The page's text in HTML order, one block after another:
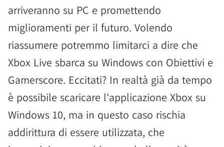
arriveranno su PC e promettendo
miglioramenti per il futuro. Volendo
riassumere potremmo limitarci a dire che
Xbox Live sbarca su Windows con Obiettivi e
Gamerscore. Eccitati? In realtà già da tempo
è possibile scaricare l'applicazione Xbox su
Windows 10, ma in questo caso rischia
addirittura di essere utilizzata, che